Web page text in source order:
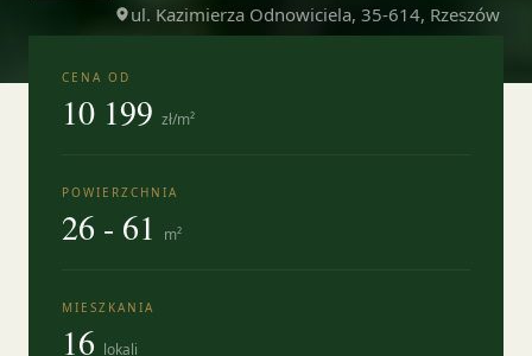
ul. Kazimierza Odnowiciela, 35-614, Rzeszów
CENA OD
10 199 zł/m²
POWIERZCHNIA
26 - 61 m²
MIESZKANIA
16 lokali